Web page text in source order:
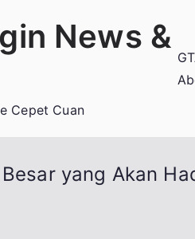
News &
Cepet Cuan
yang Akan